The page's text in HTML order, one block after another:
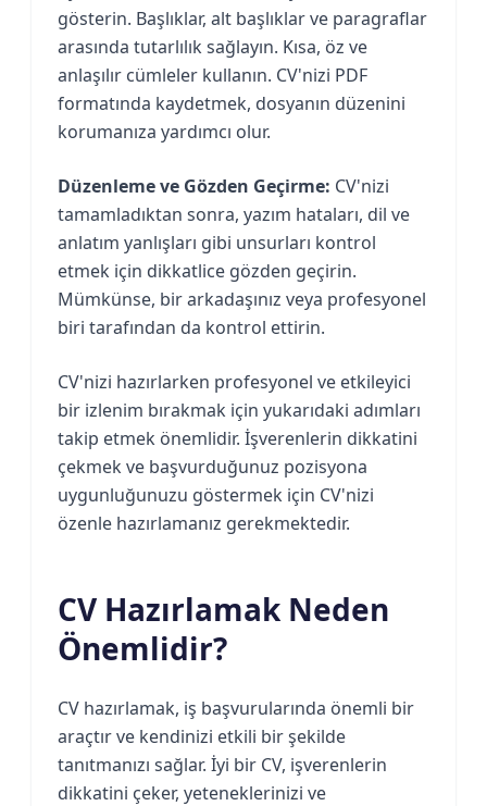
gösterin. Başlıklar, alt başlıklar ve paragraflar
arasında tutarlılık sağlayın. Kısa, öz ve
anlaşılır cümleler kullanın. CV'nizi PDF
formatında kaydetmek, dosyanın düzenini
korumanıza yardımcı olur.
Düzenleme ve Gözden Geçirme: CV'nizi
tamamladıktan sonra, yazım hataları, dil ve
anlatım yanlışları gibi unsurları kontrol
etmek için dikkatlice gözden geçirin.
Mümkünse, bir arkadaşınız veya profesyonel
biri tarafından da kontrol ettirin.
CV'nizi hazırlarken profesyonel ve etkileyici
bir izlenim bırakmak için yukarıdaki adımları
takip etmek önemlidir. İşverenlerin dikkatini
çekmek ve başvurduğunuz pozisyona
uygunluğunuzu göstermek için CV'nizi
özenle hazırlamanız gerekmektedir.
CV Hazırlamak Neden
Önemlidir?
CV hazırlamak, iş başvurularında önemli bir
araçtır ve kendinizi etkili bir şekilde
tanıtmanızı sağlar. İyi bir CV, işverenlerin
dikkatini çeker, yeteneklerinizi ve